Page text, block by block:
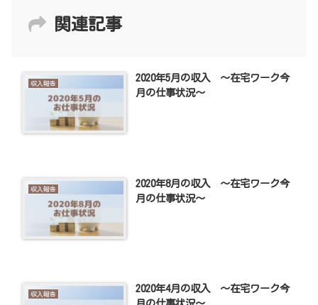
関連記事
収入報告
2020年5月の収入 ～在宅ワーク今
月の仕事状況～
収入報告
2020年8月の収入 ～在宅ワーク今
月の仕事状況～
収入報告
2020年4月の収入 ～在宅ワーク今